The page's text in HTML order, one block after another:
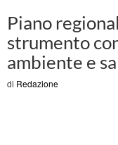
Piano
strumento
ambiente e
di Redazione